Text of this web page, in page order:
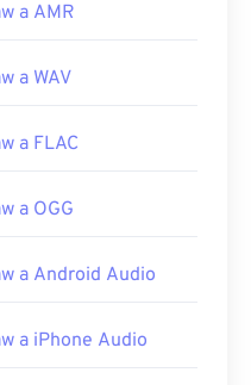
a AMR
a WAV
a FLAC
a OGG
a Android Audio
a iPhone Audio